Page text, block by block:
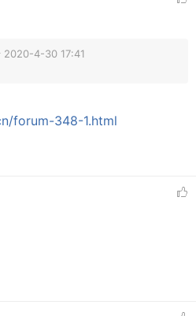
2020-4-30 17:41
forum-348-1.html